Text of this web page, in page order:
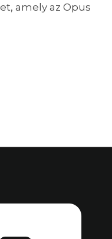
amely az Opus